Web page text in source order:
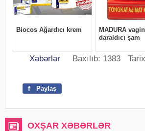
Xəbərlər Baxılıb: 1383
f Paylaş
OXŞAR XƏBƏRLƏR